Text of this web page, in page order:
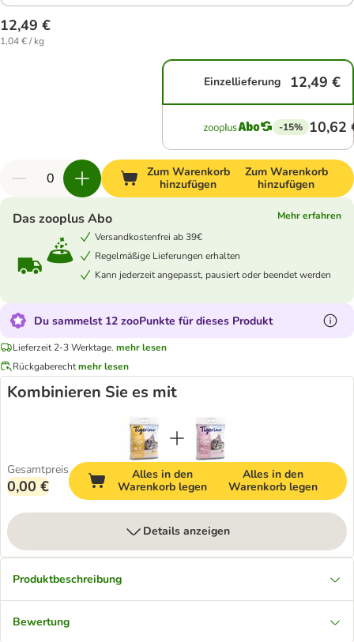
12,49 €
1,04 € / kg
Einzellieferung 12,49 €
-15% 10,62
Zum Warenkorb
hinzufügen
Zum Warenkorb
hinzufügen
Das zooplus Abo
Mehr erfahren
Versandkostenfrei ab 39€
Regelmäßige Lieferungen erhalten
Kann jederzeit angepasst, pausiert oder beendet werden
Du sammelst 12 zooPunkte für dieses Produkt
Lieferzeit 2-3 Werktage. mehr lesen
Rückgaberechtmehr lesen
Kombinieren Sie es mit
Gesamtpreis
0,00 €
Alles in den
Warenkorb legen
Alles in den
Warenkorb legen
Details anzeigen
Produktbeschreibung
Bewertung